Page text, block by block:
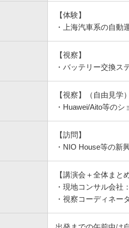
【体験】
・上海汽車系の自動
【視察】
・バッテリー交換ス
【視察】（自由見学
・Huawei/Aito等の
【訪問】
・NIO House等の新
【講演会＋全体まと
・現地コンサル会社
・視察コーディネ